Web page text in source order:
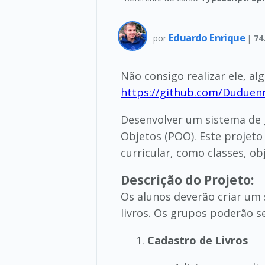
por Eduardo Enrique |
Não consigo realizar ele,
https://github.com/
Desenvolver um sistema
Objetos (POO). Este
curricular, como classes,
Descrição do Projeto:
Os alunos deverão criar
livros. Os grupos poderão
Cadastro de Livros